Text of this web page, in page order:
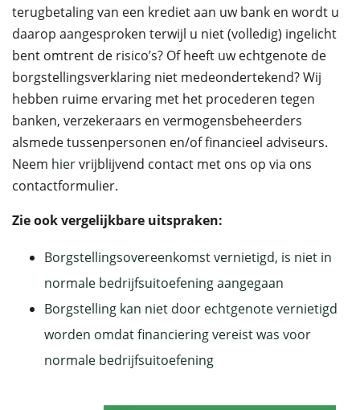
terugbetaling van een krediet aan uw bank en wordt u
daarop aangesproken terwijl u niet (volledig) ingelicht
bent omtrent de risico’s? Of heeft uw echtgenote de
borgstellingsverklaring niet medeondertekend? Wij
hebben ruime ervaring met het procederen tegen
banken, verzekeraars en vermogensbeheerders
alsmede tussenpersonen en/of financieel adviseurs.
Neem hiervrijblijvend contact met ons op via ons
contactformulier.
Zie ook vergelijkbare uitspraken:
Borgstellingsovereenkomst vernietigd, is niet in
normale bedrijfsuitoefening aangegaan
Borgstelling kan niet door echtgenote vernietigd
worden omdat financiering vereist was voor
normale bedrijfsuitoefening